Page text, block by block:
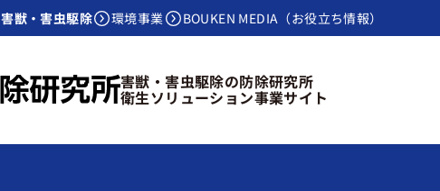
害獣・害虫駆除 環境事業 BOUKEN MEDIA（お役立ち情報）
害獣・害虫駆除の防除研究所
衛生ソリューション事業サイト